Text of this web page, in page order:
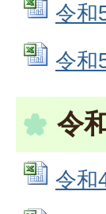
令和
令和
令
令和